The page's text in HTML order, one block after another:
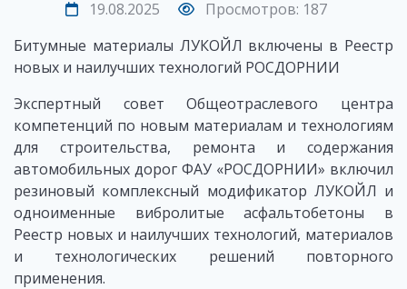
19.08.2025
Просмотров: 187
Битумные материалы ЛУКОЙЛ включены в Реестр
новых и наилучших технологий РОСДОРНИИ
Экспертный совет Общеотраслевого центра
компетенций по новым материалам и технологиям
для строительства, ремонта и содержания
автомобильных дорог ФАУ «РОСДОРНИИ» включил
резиновый комплексный модификатор ЛУКОЙЛ и
одноименные вибролитые асфальтобетоны в
Реестр новых и наилучших технологий, материалов
и технологических решений повторного
применения.